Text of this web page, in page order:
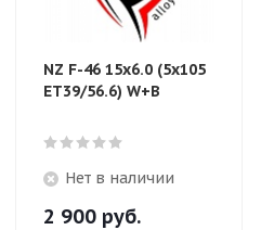
NZ F-46 15x6.0 (5x105
ЕТ39/56.6) W+B
Нет в наличии
2 900 руб.